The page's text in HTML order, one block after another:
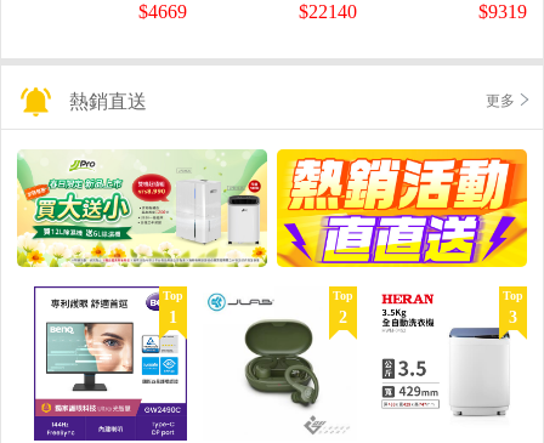
$4669 $22140 $9319
熱銷直送 更多
Top
1
Top
2
Top
3